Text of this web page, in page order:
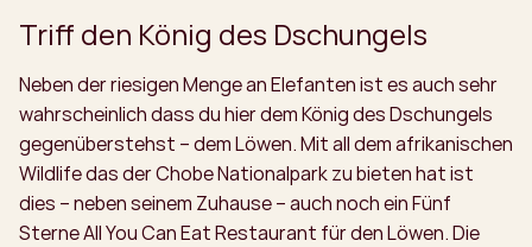
Triff den König des Dschungels
Neben der riesigen Menge an Elefanten ist es auch sehr
wahrscheinlich dass du hier dem König des Dschungels
gegenüberstehst – dem Löwen. Mit all dem afrikanischen
Wildlife das der Chobe Nationalpark zu bieten hat ist
dies – neben seinem Zuhause – auch noch ein Fünf
Sterne All You Can Eat Restaurant für den Löwen. Die